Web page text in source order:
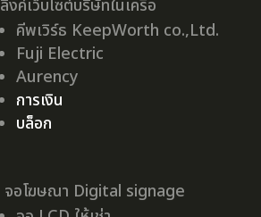
ลิงค์เว็บไซต์บริษัทในเครือ
คีพเวิร์ธ KeepWorth co.,Ltd.
Fuji Electric
Aurency
การเงิน
บล็อก
จอโฆษณา Digital signage